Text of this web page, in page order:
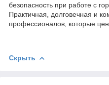
безопасность при работе с
Практичная, долговечная и
профессионалов, которые
Скрыть